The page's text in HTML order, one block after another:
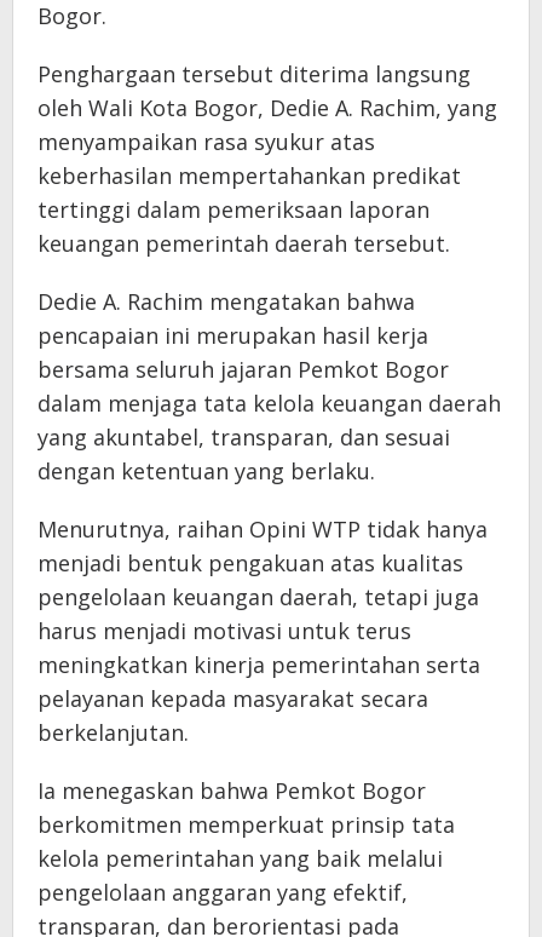
Bogor.
Penghargaan tersebut diterima langsung
oleh Wali Kota Bogor, Dedie A. Rachim, yang
menyampaikan rasa syukur atas
keberhasilan mempertahankan predikat
tertinggi dalam pemeriksaan laporan
keuangan pemerintah daerah tersebut.
Dedie A. Rachim mengatakan bahwa
pencapaian ini merupakan hasil kerja
bersama seluruh jajaran Pemkot Bogor
dalam menjaga tata kelola keuangan daerah
yang akuntabel, transparan, dan sesuai
dengan ketentuan yang berlaku.
Menurutnya, raihan Opini WTP tidak hanya
menjadi bentuk pengakuan atas kualitas
pengelolaan keuangan daerah, tetapi juga
harus menjadi motivasi untuk terus
meningkatkan kinerja pemerintahan serta
pelayanan kepada masyarakat secara
berkelanjutan.
Ia menegaskan bahwa Pemkot Bogor
berkomitmen memperkuat prinsip tata
kelola pemerintahan yang baik melalui
pengelolaan anggaran yang efektif,
transparan, dan berorientasi pada